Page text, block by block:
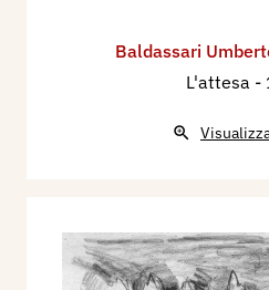
Baldassari
L'attesa -